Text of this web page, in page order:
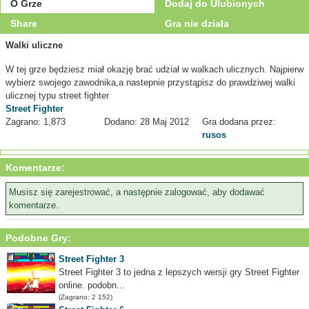
O Grze
Dodaj do Ulubionych
Share
Gra nie działa
Walki uliczne
W tej grze będziesz miał okazję brać udział w walkach ulicznych. Najpierw
wybierz swojego zawodnika,a nastepnie przystąpisz do prawdziwej walki
ulicznej typu street fighter
Street Fighter
Zagrano: 1,873
Dodano: 28 Maj 2012
Gra dodana przez:
rusos
Komentarze:
Musisz się zarejestrować, a następnie zalogować, aby dodawać
komentarze.
Podobne Gry:
Street Fighter 3
Street Fighter 3 to jedna z lepszych wersji gry Street Fighter
online. podobn...
(Zagrano: 2 152)